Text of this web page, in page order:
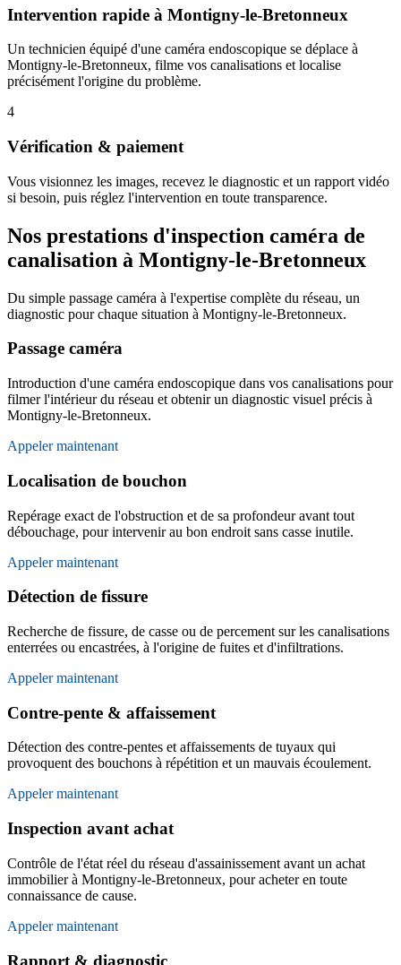
Intervention rapide à Montigny-le-Bretonneux
Un technicien équipé d'une caméra endoscopique se déplace à
Montigny-le-Bretonneux, filme vos canalisations et localise
précisément l'origine du problème.
4
Vérification & paiement
Vous visionnez les images, recevez le diagnostic et un rapport vidéo
si besoin, puis réglez l'intervention en toute transparence.
Nos prestations d'inspection caméra de
canalisation à Montigny-le-Bretonneux
Du simple passage caméra à l'expertise complète du réseau, un
diagnostic pour chaque situation à Montigny-le-Bretonneux.
Passage caméra
Introduction d'une caméra endoscopique dans vos canalisations pour
filmer l'intérieur du réseau et obtenir un diagnostic visuel précis à
Montigny-le-Bretonneux.
Appeler maintenant
Localisation de bouchon
Repérage exact de l'obstruction et de sa profondeur avant tout
débouchage, pour intervenir au bon endroit sans casse inutile.
Appeler maintenant
Détection de fissure
Recherche de fissure, de casse ou de percement sur les canalisations
enterrées ou encastrées, à l'origine de fuites et d'infiltrations.
Appeler maintenant
Contre-pente & affaissement
Détection des contre-pentes et affaissements de tuyaux qui
provoquent des bouchons à répétition et un mauvais écoulement.
Appeler maintenant
Inspection avant achat
Contrôle de l'état réel du réseau d'assainissement avant un achat
immobilier à Montigny-le-Bretonneux, pour acheter en toute
connaissance de cause.
Appeler maintenant
Rapport & diagnostic